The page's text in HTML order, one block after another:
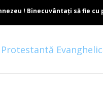
! Binecuvântați să fie